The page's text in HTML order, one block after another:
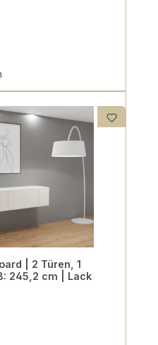
| 2 Türen, 1
245,2 cm | Lack